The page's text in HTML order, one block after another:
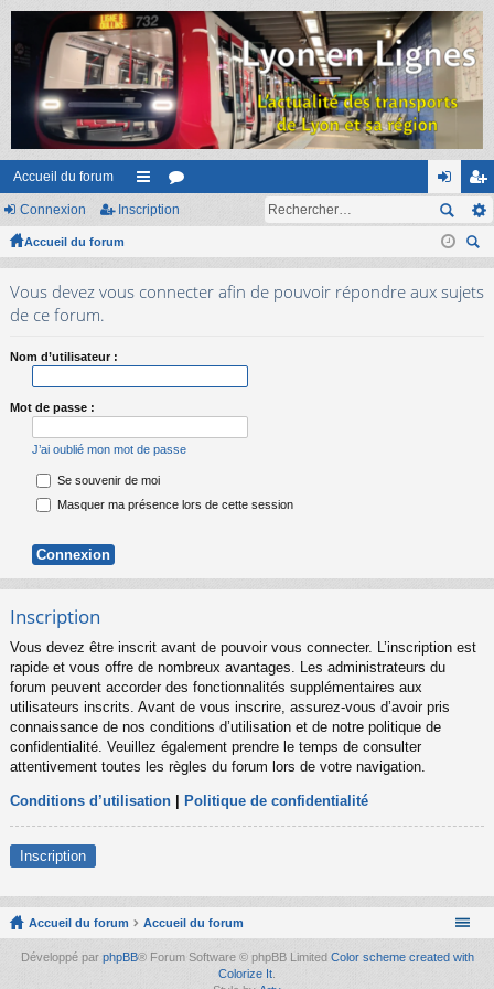
Accueil du forum
ac or on
ne
ns
cri
Connexion Inscription
Accueil du forum
ec
her
Vous devez vous connecter afin de pouvoir répondre aux sujets
de ce forum.
Nom d’utilisateur :
Mot de passe :
J’ai oublié mon mot de passe
Se souvenir de moi
Masquer ma présence lors de cette session
Inscription
Vous devez être inscrit avant de pouvoir vous connecter. L’inscription est
rapide et vous offre de nombreux avantages. Les administrateurs du
forum peuvent accorder des fonctionnalités supplémentaires aux
utilisateurs inscrits. Avant de vous inscrire, assurez-vous d’avoir pris
connaissance de nos conditions d’utilisation et de notre politique de
confidentialité. Veuillez également prendre le temps de consulter
attentivement toutes les règles du forum lors de votre navigation.
Conditions d’utilisation Politique de confidentialité
Inscription
Accueil du forum Accueil du forum
Développé par phpBB® Forum Software © phpBB Limited Color scheme created with
Colorize It.